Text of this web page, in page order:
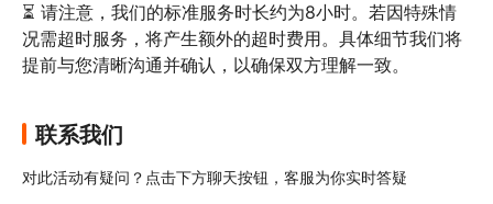
⏳ 请注意，我们的标准服务时长约为8小时。若因特殊情
况需超时服务，将产生额外的超时费用。具体细节我们将
提前与您清晰沟通并确认，以确保双方理解一致。
联系我们
对此活动有疑问？点击下方聊天按钮，客服为你实时答疑